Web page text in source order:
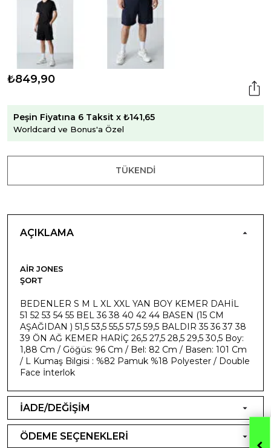
₺849,90
Peşin Fiyatına 6 Taksit x ₺141,65
Worldcard ve Bonus'a Özel
TÜKENDI
AÇIKLAMA
AIR JONES
ŞORT
BEDENLER S M L XL XXL YAN BOY KEMER DAHİL
51 52 53 54 55 BEL 36 38 40 42 44 BASEN (15 CM
AŞAĞIDAN ) 51,5 53,5 55,5 57,5 59,5 BALDIR 35 36 37 38
39 ÖN AĞ KEMER HARİÇ 26,5 27,5 28,5 29,5 30,5 Boy:
1,88 Cm / Göğüs: 96 Cm / Bel: 82 Cm / Basen: 101 Cm
/ L Kumaş Bilgisi : %82 Pamuk %18 Polyester / Double
Face İnterlok
İADE/DEĞİŞİM
ÖDEME SEÇENEKLERİ